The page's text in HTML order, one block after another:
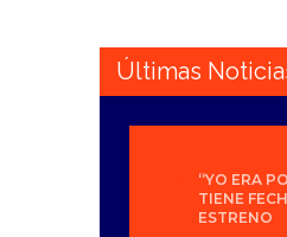
Últimas
“YO ERA
TIENE
ESTRENO